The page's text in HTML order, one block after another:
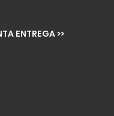
ENTREGA >>